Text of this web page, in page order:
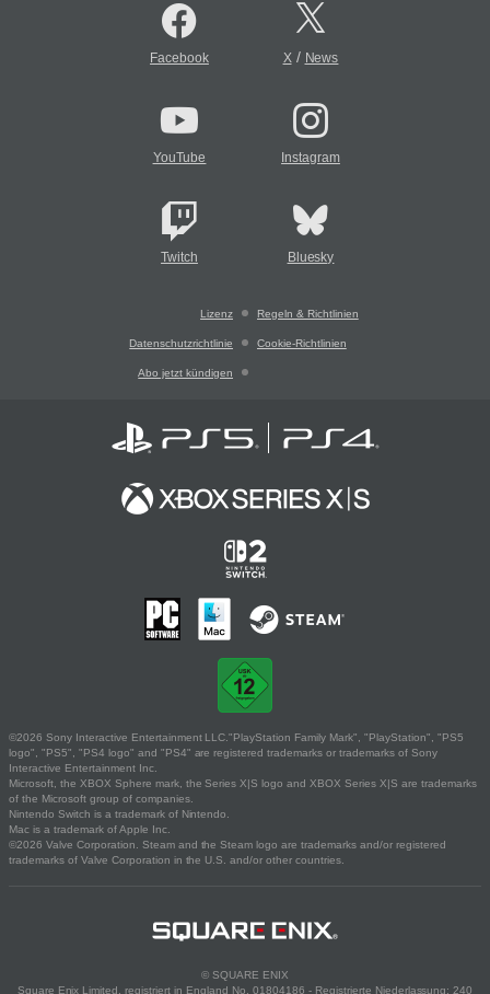
Facebook X/ News
YouTube Instagram
Twitch Bluesky
Lizenz Regeln & Richtlinien
Datenschutzrichtlinie Cookie-Richtlinien
Abo jetzt kündigen
©2026 Sony Interactive Entertainment LLC."PlayStation Family Mark", "PlayStation", "PS5
logo", "PS5", "PS4 logo" and "PS4" are registered trademarks or trademarks of Sony
Interactive Entertainment Inc.
Microsoft, the XBOX Sphere mark, the Series X|S logo and XBOX Series X|S are trademarks
of the Microsoft group of companies.
Nintendo Switch is a trademark of Nintendo.
Mac is a trademark of Apple Inc.
©2026 Valve Corporation. Steam and the Steam logo are trademarks and/or registered
trademarks of Valve Corporation in the U.S. and/or other countries.
© SQUARE ENIX
Square Enix Limited, registriert in England No. 01804186 - Registrierte Niederlassung: 240